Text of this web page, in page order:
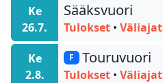
Ke
26.7.
Sääksvuori
Tulokset •Väliajat
Ke
2.8.
F Touruvuori
Tulokset •Väliajat